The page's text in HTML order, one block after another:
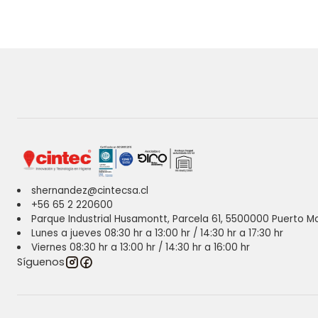
shernandez@cintecsa.cl
+56 65 2 220600
Parque Industrial Husamontt, Parcela 61, 5500000 Puerto
Lunes a jueves 08:30 hr a 13:00 hr / 14:30 hr a 17:30 hr
Viernes 08:30 hr a 13:00 hr / 14:30 hr a 16:00 hr
Síguenos